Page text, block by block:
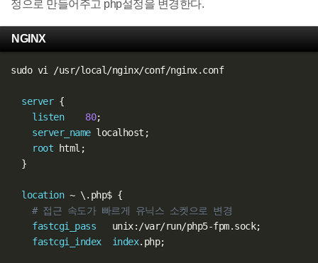
정으로 만들어주고 php설정을 변경한다.
NGINX
sudo vi /usr/local /nginx/conf/nginx.conf
server {
listen
80;
server_name localhost ;
root html ;
}
location ~ \ . php$ {
# 접근 속도가 빠르게 유닉스 소켓으로 변경
fastcgi_pass
   unix
: /var/run/php5-fpm.sock;
fastcgi_index
index. php;